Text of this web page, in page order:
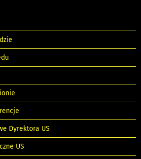
Dyrektora US
US